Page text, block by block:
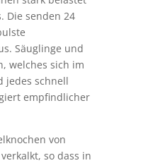
Die senden 24
Säuglinge und
welches sich im
jedes schnell
empfindlicher
von
so dass in